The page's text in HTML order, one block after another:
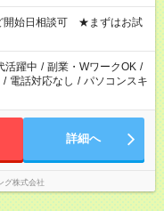
開始日相談可 ★まずはお試
活躍中 / 副業・WワークOK /
/ 電話対応なし / パソコンスキ
詳細へ
グ株式会社